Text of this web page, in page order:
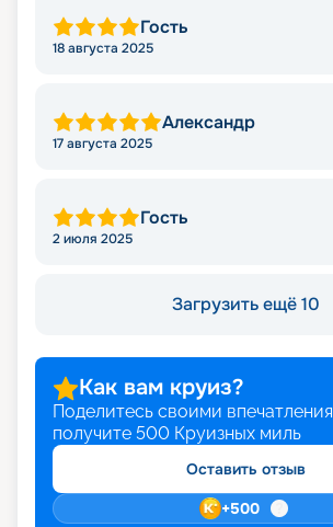
Гость
18 августа 2025
Александр
17 августа 2025
Гость
2 июля 2025
Загрузить ещё 10
Как вам круиз?
Поделитесь своими
получите 500 Круизных миль
Оставить отзыв
+500